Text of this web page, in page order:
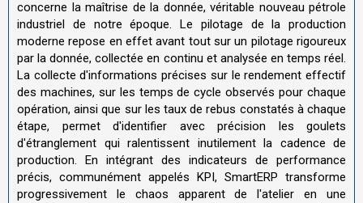
concerne la maîtrise de la donnée, véritable nouveau pétrole
industriel de notre époque. Le pilotage de la production
moderne repose en effet avant tout sur un pilotage rigoureux
par la donnée, collectée en continu et analysée en temps réel.
La collecte d'informations précises sur le rendement effectif
des machines, sur les temps de cycle observés pour chaque
opération, ainsi que sur les taux de rebus constatés à chaque
étape, permet d'identifier avec précision les goulets
d'étranglement qui ralentissent inutilement la cadence de
production. En intégrant des indicateurs de performance
précis, communément appelés KPI, SmartERP transforme
progressivement le chaos apparent de l'atelier en une